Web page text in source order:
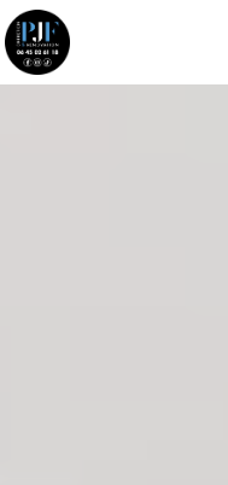
Panneau de gestion des